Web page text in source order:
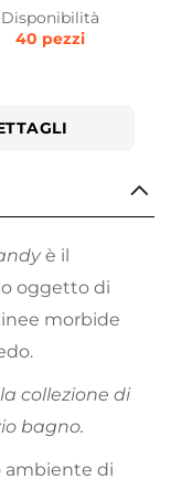
Disponibilità
40 pezzi
è il
oggetto di
morbide
collezione di
bagno.
ambiente di